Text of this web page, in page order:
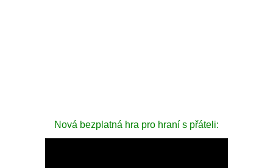
Nová bezplatná hra pro hraní s přáteli: